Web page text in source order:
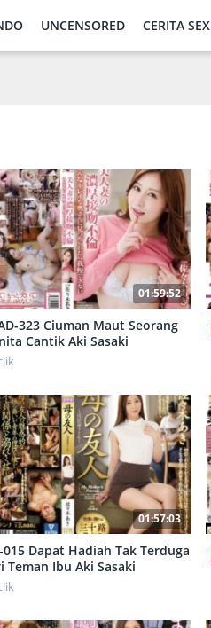
UNCENSORED CERITA SEX
01:59:52
323 Ciuman Maut Seorang
Cantik Aki Sasaki
01:57:03
015 Dapat Hadiah Tak Terduga
Teman Ibu Aki Sasaki